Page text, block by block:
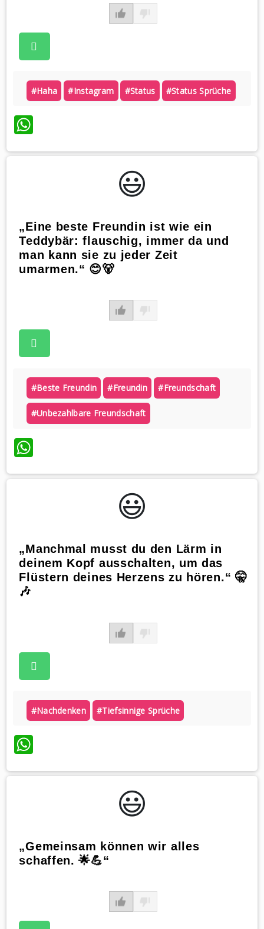
#haha #instagram #status #status Sprüche
WhatsApp
😃️
„Eine beste Freundin ist wie ein
Teddybär: flauschig, immer da und
man kann sie zu jeder Zeit
umarmen.“ 😊🐻
#beste Freundin #freundin #freundschaft
#unbezahlbare Freundschaft
WhatsApp
😃️
„Manchmal musst du den Lärm in
deinem Kopf ausschalten, um das
Flüstern deines Herzens zu hören.“ 🤫
🎶
#nachdenken #tiefsinnige Sprüche
WhatsApp
😃️
„Gemeinsam können wir alles
schaffen. 🌟💪“